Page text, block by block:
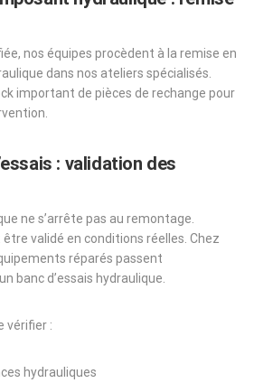
nos équipes procèdent à la remise en
dans nos ateliers spécialisés.
important de pièces de rechange pour
: validation des
ne s’arrête pas au remontage.
validé en conditions réelles. Chez
réparés passent
banc d’essais hydraulique.
vérifier :
hydrauliques